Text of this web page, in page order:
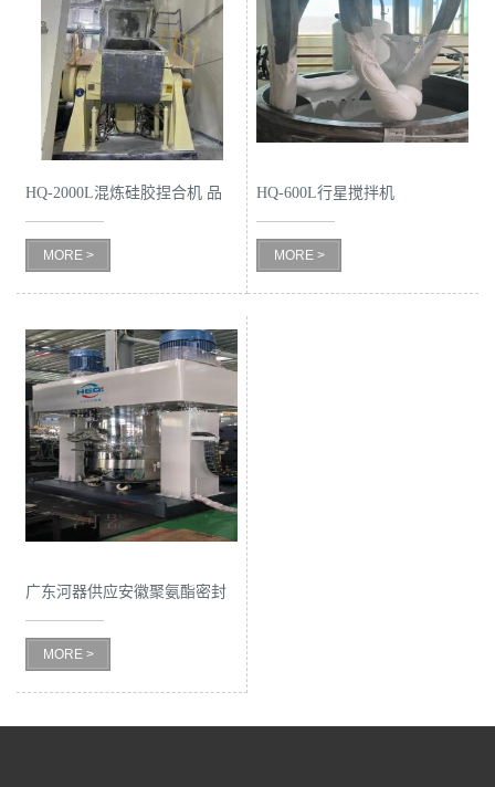
HQ-2000L混炼硅胶捏合机 品
质稳定
MORE >
HQ-600L行星搅拌机
MORE >
广东河器供应安徽聚氨酯密封
胶生产设备
MORE >